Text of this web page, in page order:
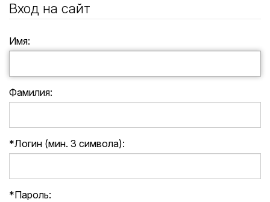
Вход на сайт
Имя:
Фамилия:
*Логин (мин. 3 символа):
*Пароль: